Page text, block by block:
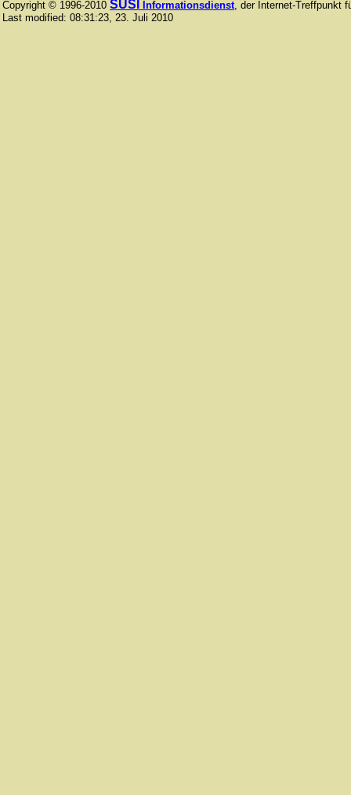
Copyright © 1996-2010 SUSI Informationsdienst, der Internet-Treffpunkt
Last modified: 08:31:23, 23. Juli 2010